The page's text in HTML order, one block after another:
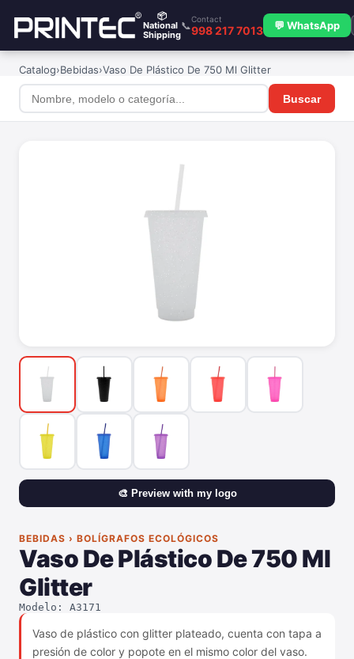
📦
National
Shipping
📞
Contact
998 217 7013 💬 WhatsApp
Catalog›Bebidas›Vaso De Plástico De 750 Ml Glitter
Buscar
🎨 Preview with my logo
BEBIDAS › BOLÍGRAFOS ECOLÓGICOS
Vaso De Plástico De 750 Ml
Glitter
Modelo: A3171
Vaso de plástico con glitter plateado, cuenta con tapa a
presión de color y popote en el mismo color del vaso.